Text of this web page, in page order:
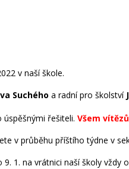
v naší škole.
Suchého a radní pro školství
úspěšnými řešiteli.Všem
v průběhu příštího týdne v
1. na vrátnici naší školy vždy